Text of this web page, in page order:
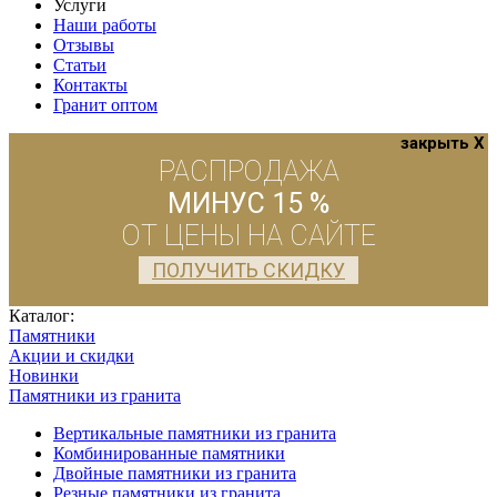
Услуги
Наши работы
Отзывы
Статьи
Контакты
Гранит оптом
закрыть X
РАСПРОДАЖА
МИНУС 15 %
ОТ ЦЕНЫ НА САЙТЕ
ПОЛУЧИТЬ СКИДКУ
Каталог:
Памятники
Акции и скидки
Новинки
Памятники из гранита
Вертикальные памятники из гранита
Комбинированные памятники
Двойные памятники из гранита
Резные памятники из гранита